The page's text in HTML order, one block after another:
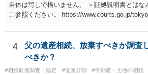
自体は写しで構いません。 ＞証拠説明書とはな
ご参照ください。 https://www.courts.go.jp/
4
父の遺産相続、放棄すべきか調査
べきか？
#相続財産調査・鑑定 #遺産分割 #不動産・土地の相続